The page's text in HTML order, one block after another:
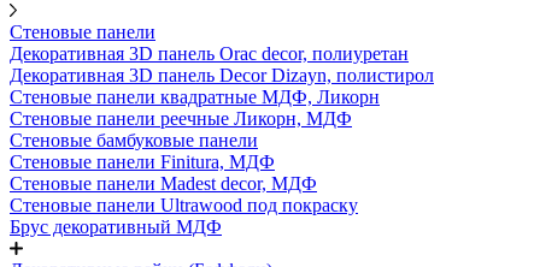
Стеновые панели
Декоративная 3D панель Orac decor, полиуретан
Декоративная 3D панель Decor Dizayn, полистирол
Стеновые панели квадратные МДФ, Ликорн
Стеновые панели реечные Ликорн, МДФ
Стеновые бамбуковые панели
Стеновые панели Finitura, МДФ
Стеновые панели Madest decor, МДФ
Стеновые панели Ultrawood под покраску
Брус декоративный МДФ